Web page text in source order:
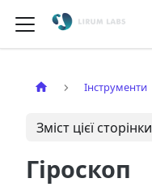
Інструменти
Зміст цієї сторінки
Гіроскоп